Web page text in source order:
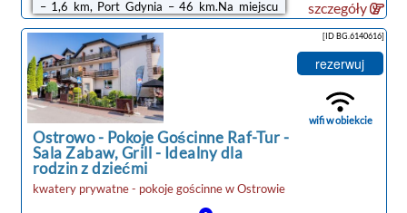
– 1,6 km, Port Gdynia – 46 km.Na miejscu
znajduje się telewizor z płaskim ekranem oraz
prywatna łazienka z prysznicem i suszarką do
włosów. Aneks kuchenny wyposażono w
lodówkę, zmywarkę oraz płytę
kuchenną.Obiekt dysponuje placem zabaw.W
obiekcie do dyspozycji Gości jest kryty
basen.Odległość ważnych miejsc od obiektu:
Stocznia Gdynia – 49 km, Dworzec PKP
Gdynia Główna ...
szczegóły
Ostrowo- Pokoje Gościnne Raf-Tur -
Sala Zabaw, Grill - Idealny dla
rodzin z dziećmi
kwatery prywatne - pokoje gościnnewOstrowie
[ID BG.6140616]
rezerwuj
wifi w obiekcie